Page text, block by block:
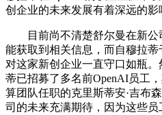
创企业的未来发展有着深远的影
目前尚不清楚舒尔曼在新公
能获取到相关信息，而自穆拉
对这家新创企业一直守口如瓶
蒂已招募了多名前OpenAI员工
算团队任职的克里斯蒂安·吉布
司的未来充满期待，因为这些